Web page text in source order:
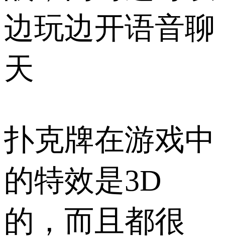
边玩边开语音聊
天
扑克牌在游戏中
的特效是3D
的，而且都很